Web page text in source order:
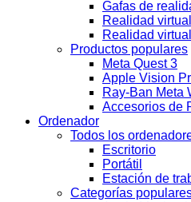
Gafas de
Realidad
Realidad
Productos populares
Meta Quest 3
Apple Vision
Ray-Ban Meta
Accesorios de
Ordenador
Todos los
Escritorio
Portátil
Estación de
Categorías